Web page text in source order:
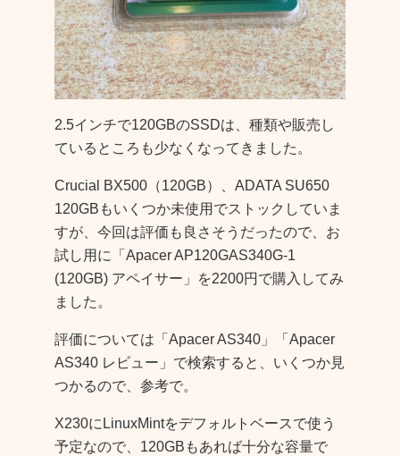
2.5インチで120GBのSSDは、種類や販売し
ているところも少なくなってきました。
Crucial BX500（120GB）、ADATA SU650
120GBもいくつか未使用でストックしていま
すが、今回は評価も良さそうだったので、お
試し用に「Apacer AP120GAS340G-1
(120GB) アペイサー」を2200円で購入してみ
ました。
評価については「Apacer AS340」「Apacer
AS340 レビュー」で検索すると、いくつか見
つかるので、参考で。
X230にLinuxMintをデフォルトベースで使う
予定なので、120GBもあれば十分な容量で